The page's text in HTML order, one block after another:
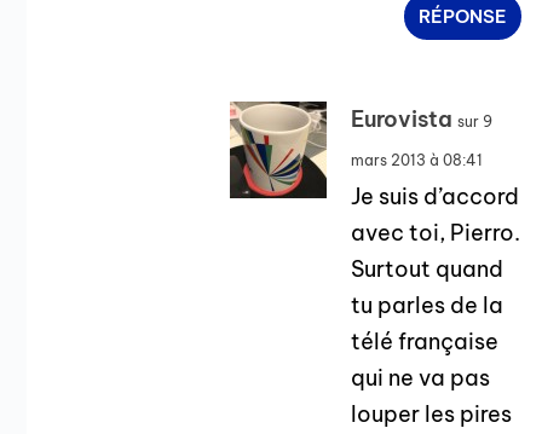
RÉPONSE
Eurovista sur 9
mars 2013 à 08:41
Je suis d’accord
avec toi, Pierro.
Surtout quand
tu parles de la
télé française
qui ne va pas
louper les pires